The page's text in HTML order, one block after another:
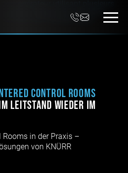
Control Rooms
Leitstand wieder im
Rooms in der Praxis –
von KNÜRR